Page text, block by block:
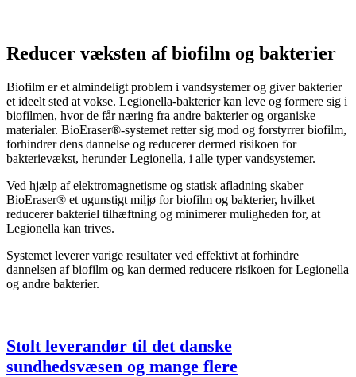
Reducer væksten af biofilm og bakterier
Biofilm er et almindeligt problem i vandsystemer og giver bakterier
et ideelt sted at vokse. Legionella-bakterier kan leve og formere sig i
biofilmen, hvor de får næring fra andre bakterier og organiske
materialer. BioEraser®-systemet retter sig mod og forstyrrer biofilm,
forhindrer dens dannelse og reducerer dermed risikoen for
bakterievækst, herunder Legionella, i alle typer vandsystemer.
Ved hjælp af elektromagnetisme og statisk afladning skaber
BioEraser® et ugunstigt miljø for biofilm og bakterier, hvilket
reducerer bakteriel tilhæftning og minimerer muligheden for, at
Legionella kan trives.
Systemet leverer varige resultater ved effektivt at forhindre
dannelsen af biofilm og kan dermed reducere risikoen for Legionella
og andre bakterier.
Stolt leverandør til det danske
sundhedsvæsen og mange flere